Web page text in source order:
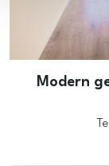
Modern